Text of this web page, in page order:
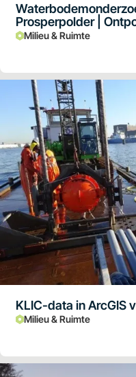
Prosperpolder |
Milieu & Ruimte
KLIC-data in ArcGIS
Milieu & Ruimte